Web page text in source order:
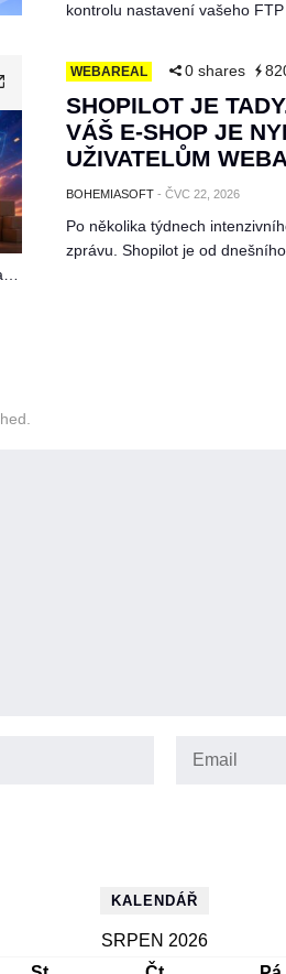
kontrolu nastavení vašeho
WEBAREAL 0 shares
SHOPILOT JE
VÁŠ E-SHOP JE
UŽIVATELŮM
BOHEMIASOFT - ČVC 22, 2026
Po několika týdnech
zprávu. Shopilot je od
KALENDÁŘ
SRPEN 2026